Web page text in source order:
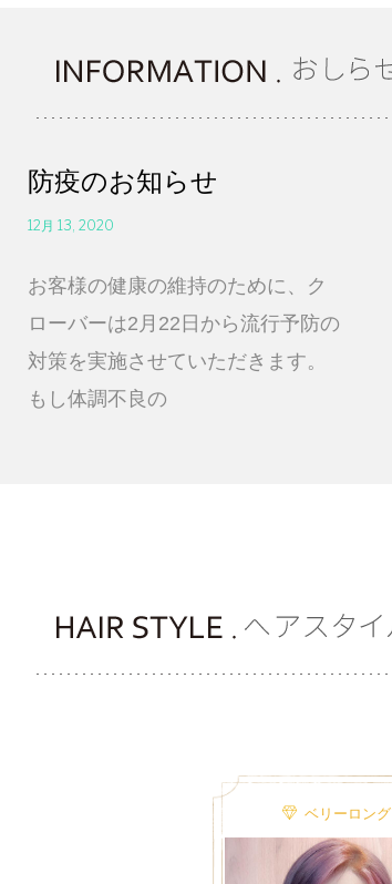
HOME
／
首
頁
防疫のお知らせ
12月 13, 2020
お客様の健康の維持のために、ク
ローバーは2月22日から流行予防の
対策を実施させていただきます。
もし体調不良の
ベリーロング